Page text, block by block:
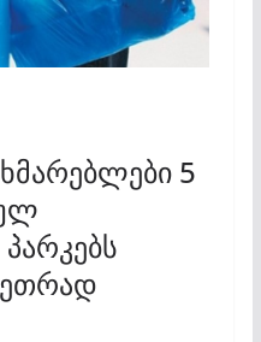
5